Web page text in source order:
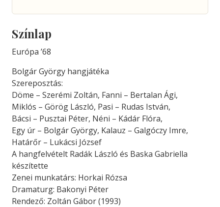
Színlap
Európa ’68
Bolgár György hangjátéka
Szereposztás:
Döme – Szerémi Zoltán, Fanni – Bertalan Ági,
Miklós – Görög László, Pasi – Rudas István,
Bácsi – Pusztai Péter, Néni – Kádár Flóra,
Egy úr – Bolgár György, Kalauz – Galgóczy Imre,
Határőr – Lukácsi József
A hangfelvételt Radák László és Baska Gabriella
készítette
Zenei munkatárs: Horkai Rózsa
Dramaturg: Bakonyi Péter
Rendező: Zoltán Gábor (1993)